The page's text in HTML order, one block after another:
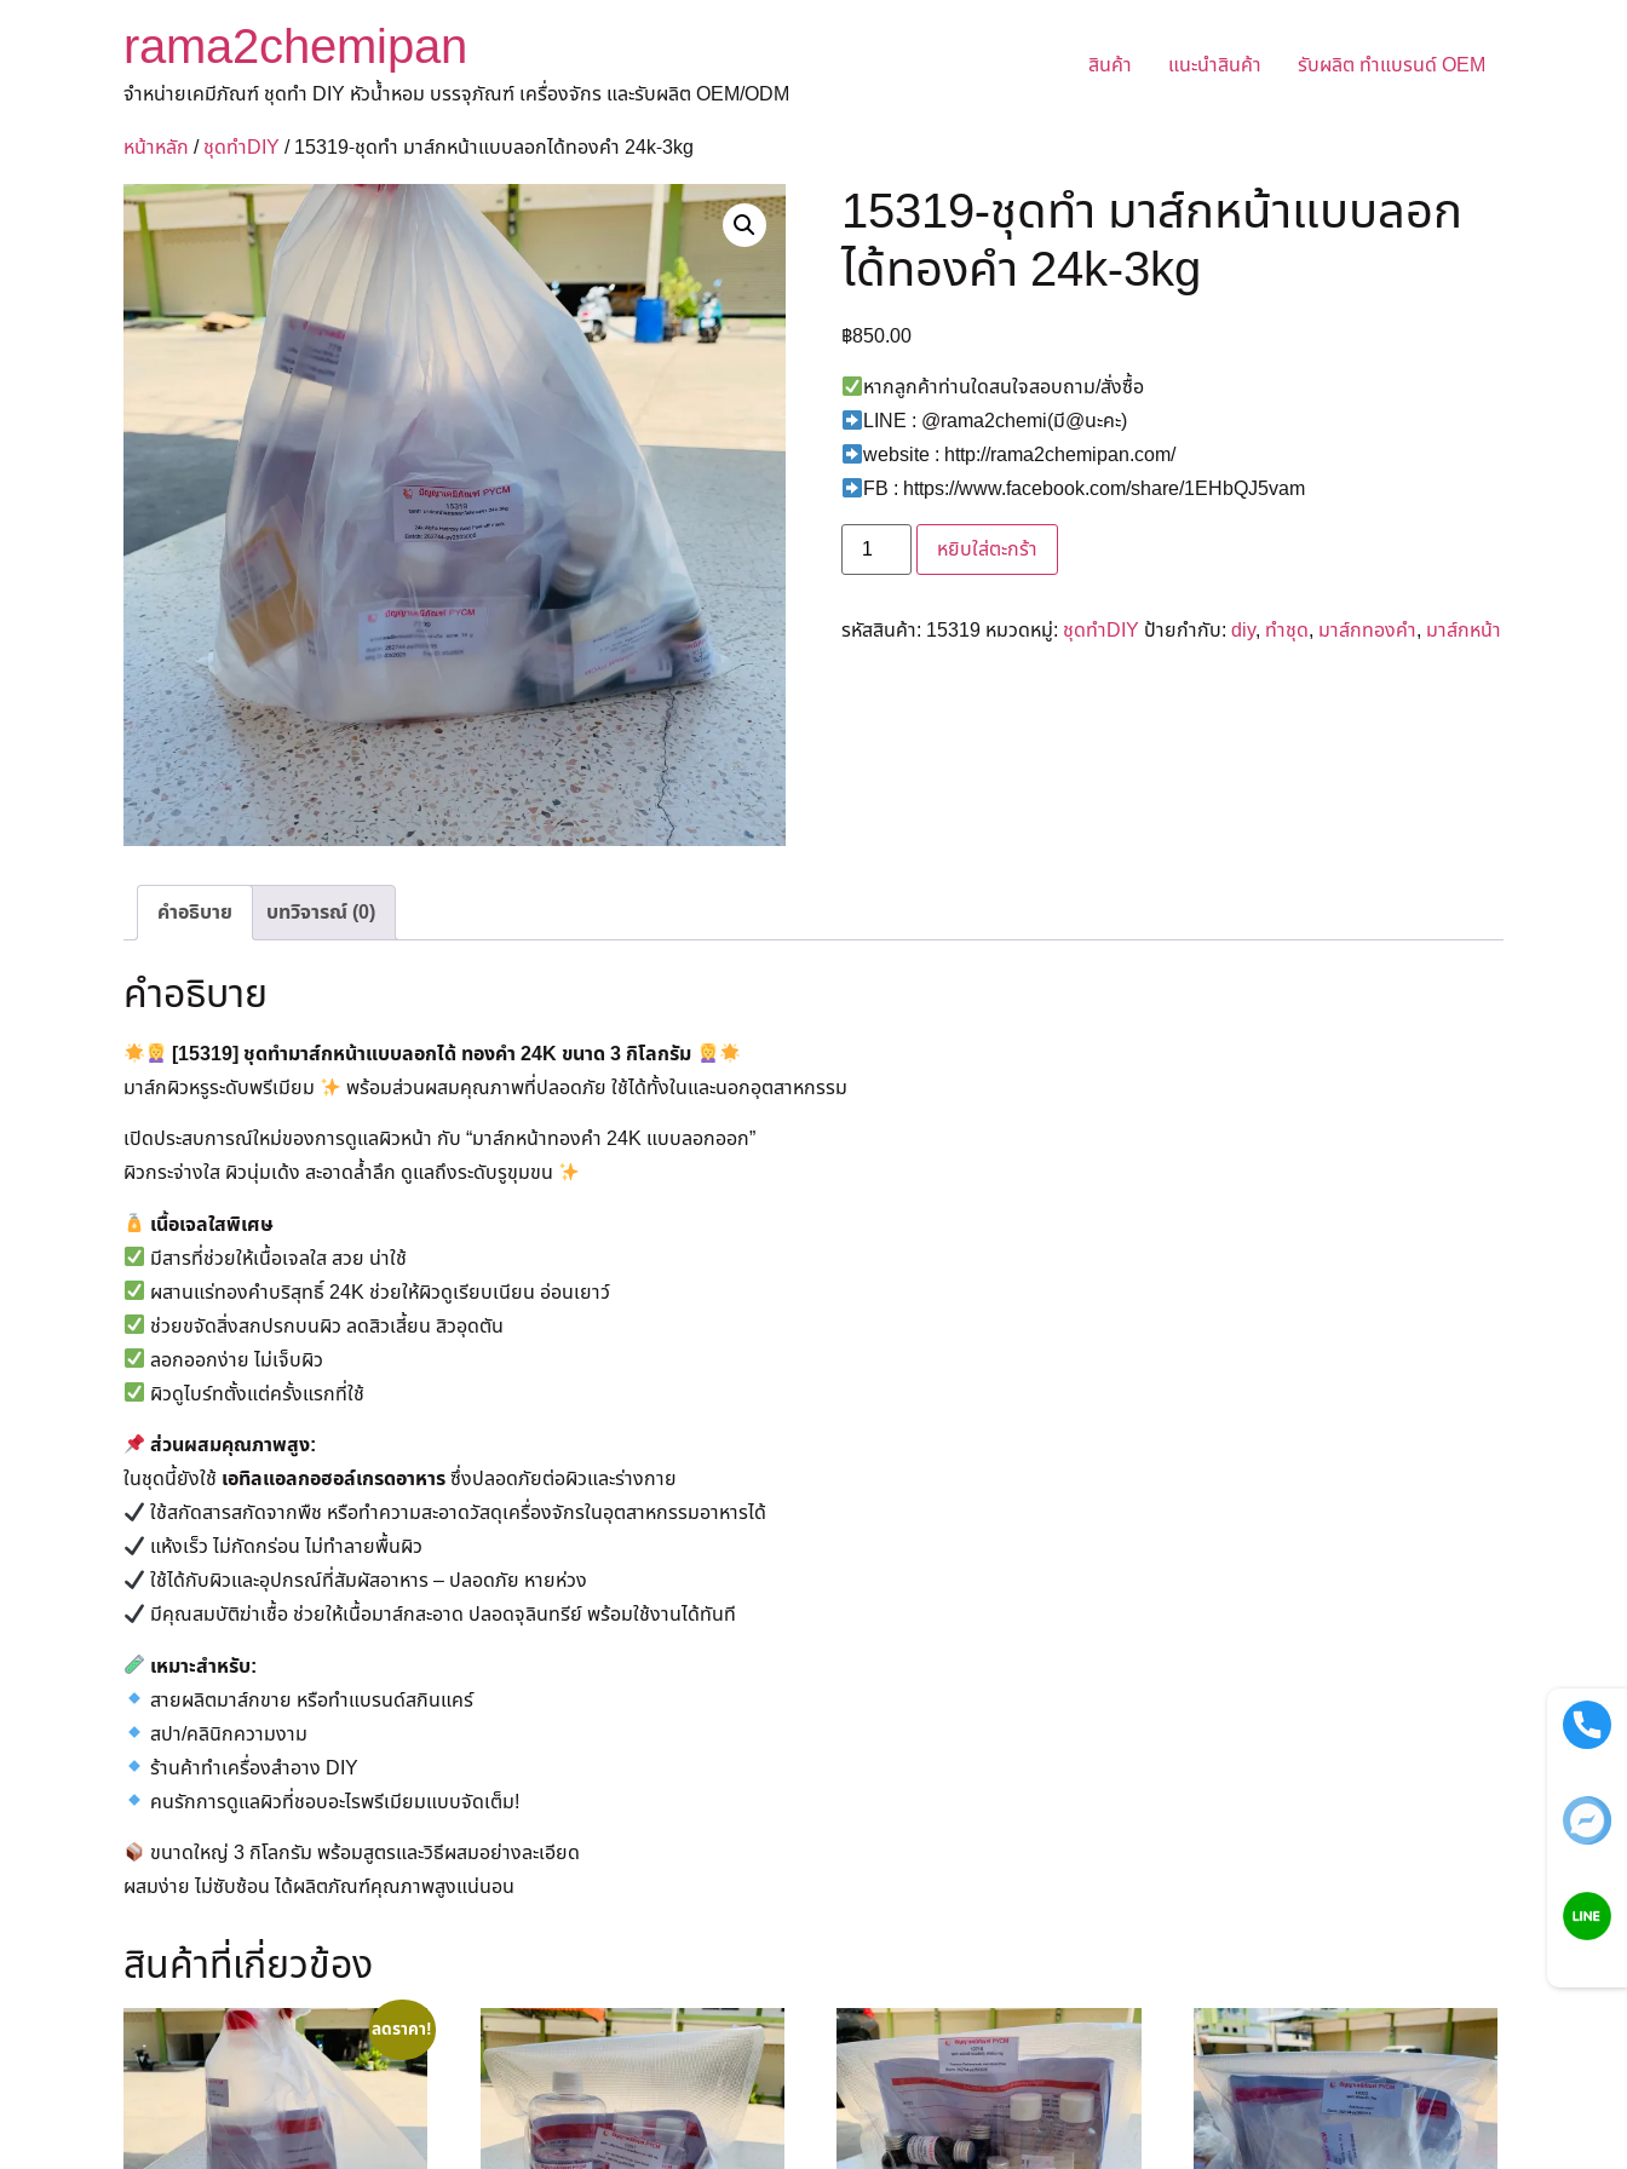
rama2chemipan
จำหน่ายเคมีภัณฑ์ ชุดทำ DIY หัวน้ำหอม บรรจุภัณฑ์ เครื่องจักร และรับผลิต OEM/ODM
สินค้า แนะนำสินค้า รับผลิต ทำแบรนด์ OEM
หน้าหลัก /ชุดทำDIY / 15319-ชุดทำ มาส์กหน้าแบบลอกได้ทองคำ 24k-3kg
15319-ชุดทำ มาส์กหน้าแบบลอก
ได้ทองคำ 24k-3kg
฿850.00
หากลูกค้าท่านใดสนใจสอบถาม/สั่งซื้อ
LINE : @rama2chemi(มี@นะคะ)
website : http://rama2chemipan.com/
FB : https://www.facebook.com/share/1EHbQJ5vam
หยิบใส่ตะกร้า
รหัสสินค้า: 15319 หมวดหมู่: ชุดทำDIY ป้ายกำกับ: diy, ทำชุด, มาส์กทองคำ, มาส์กหน้า
คำอธิบาย บทวิจารณ์ (0)
คำอธิบาย
[15319] ชุดทำมาส์กหน้าแบบลอกได้ ทองคำ 24K ขนาด 3 กิโลกรัม
มาส์กผิวหรูระดับพรีเมียม
พร้อมส่วนผสมคุณภาพที่ปลอดภัย ใช้ได้ทั้งในและนอกอุตสาหกรรม
เปิดประสบการณ์ใหม่ของการดูแลผิวหน้า กับ “มาส์กหน้าทองคำ 24K แบบลอกออก”
ผิวกระจ่างใส ผิวนุ่มเด้ง สะอาดล้ำลึก ดูแลถึงระดับรูขุมขน
เนื้อเจลใสพิเศษ
มีสารที่ช่วยให้เนื้อเจลใส สวย น่าใช้
ผสานแร่ทองคำบริสุทธิ์ 24K ช่วยให้ผิวดูเรียบเนียน อ่อนเยาว์
ช่วยขจัดสิ่งสกปรกบนผิว ลดสิวเสี้ยน สิวอุดตัน
ลอกออกง่าย ไม่เจ็บผิว
ผิวดูไบร์ทตั้งแต่ครั้งแรกที่ใช้
ส่วนผสมคุณภาพสูง:
ในชุดนี้ยังใช้ เอทิลแอลกอฮอล์เกรดอาหารซึ่งปลอดภัยต่อผิวและร่างกาย
ใช้สกัดสารสกัดจากพืช หรือทำความสะอาดวัสดุเครื่องจักรในอุตสาหกรรมอาหารได้
แห้งเร็ว ไม่กัดกร่อน ไม่ทำลายพื้นผิว
ใช้ได้กับผิวและอุปกรณ์ที่สัมผัสอาหาร – ปลอดภัย หายห่วง
มีคุณสมบัติฆ่าเชื้อ ช่วยให้เนื้อมาส์กสะอาด ปลอดจุลินทรีย์ พร้อมใช้งานได้ทันที
เหมาะสำหรับ:
สายผลิตมาส์กขาย หรือทำแบรนด์สกินแคร์
สปา/คลินิกความงาม
ร้านค้าทำเครื่องสำอาง DIY
คนรักการดูแลผิวที่ชอบอะไรพรีเมียมแบบจัดเต็ม!
ขนาดใหญ่ 3 กิโลกรัม พร้อมสูตรและวิธีผสมอย่างละเอียด
ผสมง่าย ไม่ซับซ้อน ได้ผลิตภัณฑ์คุณภาพสูงแน่นอน
สินค้าที่เกี่ยวข้อง
ลดราคา!